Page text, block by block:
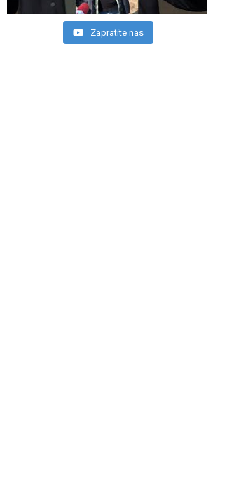
Zapratite nas